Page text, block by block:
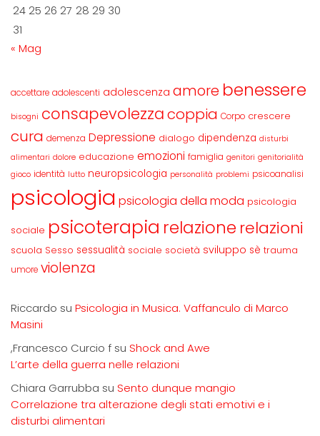
24 25 26 27 28 29 30
31
« Mag
accettare adolescenti adolescenza amore benessere
bisogni consapevolezzacoppia Corpo crescere
cura demenza Depressione dialogo dipendenza disturbi
alimentari dolore educazione emozioni famiglia genitori genitorialità
gioco identità lutto neuropsicologia personalità problemi psicoanalisi
psicologia psicologia della moda psicologia
sociale psicoterapia relazione relazioni
scuola Sesso sessualità sociale società sviluppo sè trauma
umore violenza
Riccardo su Psicologia in Musica. Vaffanculo di Marco
Masini
,Francesco Curcio f su Shock and Awe
L’arte della guerra nelle relazioni
Chiara Garrubba su Sento dunque mangio
Correlazione tra alterazione degli stati emotivi e i
disturbi alimentari